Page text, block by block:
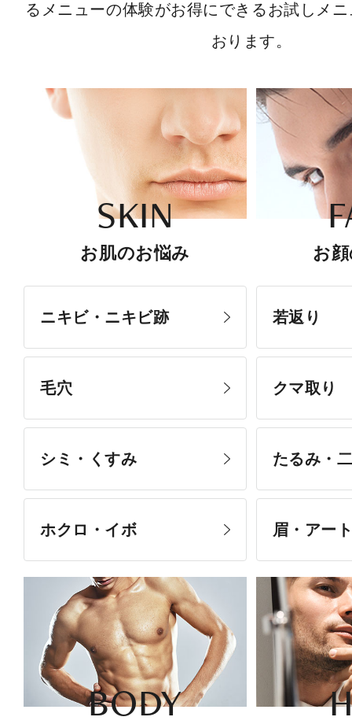
るメニューの体験がお得にできるお試しメ
おります。
SKIN
お肌のお悩み
ニキビ・ニキビ跡
毛穴
シミ・くすみ
ホクロ・イボ
お
若返り
クマ取り
たるみ・
眉・アー
BODY